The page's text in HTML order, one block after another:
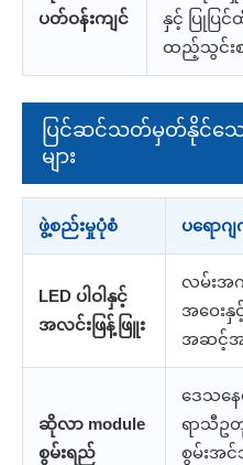
ပတ်ဝန်းကျင်
နှင့် ပြုပြ
ထည့်သွင်းစဉ်
ပြင်ဆင်သတ်မှတ်နိုင်သေ
များ
ဖွဲ့စည်းမှုပုံစံ ပရောဂ
LED ပါဝါနှင့်
အလင်းဖြန့်ဖြူး
လမ်းအ
အဝေး
အဆင့်အ
ဆိုလာ module
စွမ်းရည်
ဒေသန
ရာသီဥ
စွမ်းအ